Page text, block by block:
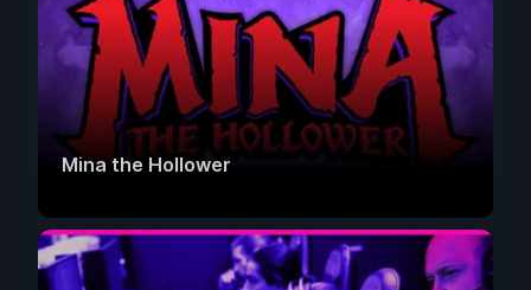
Mina the Hollower